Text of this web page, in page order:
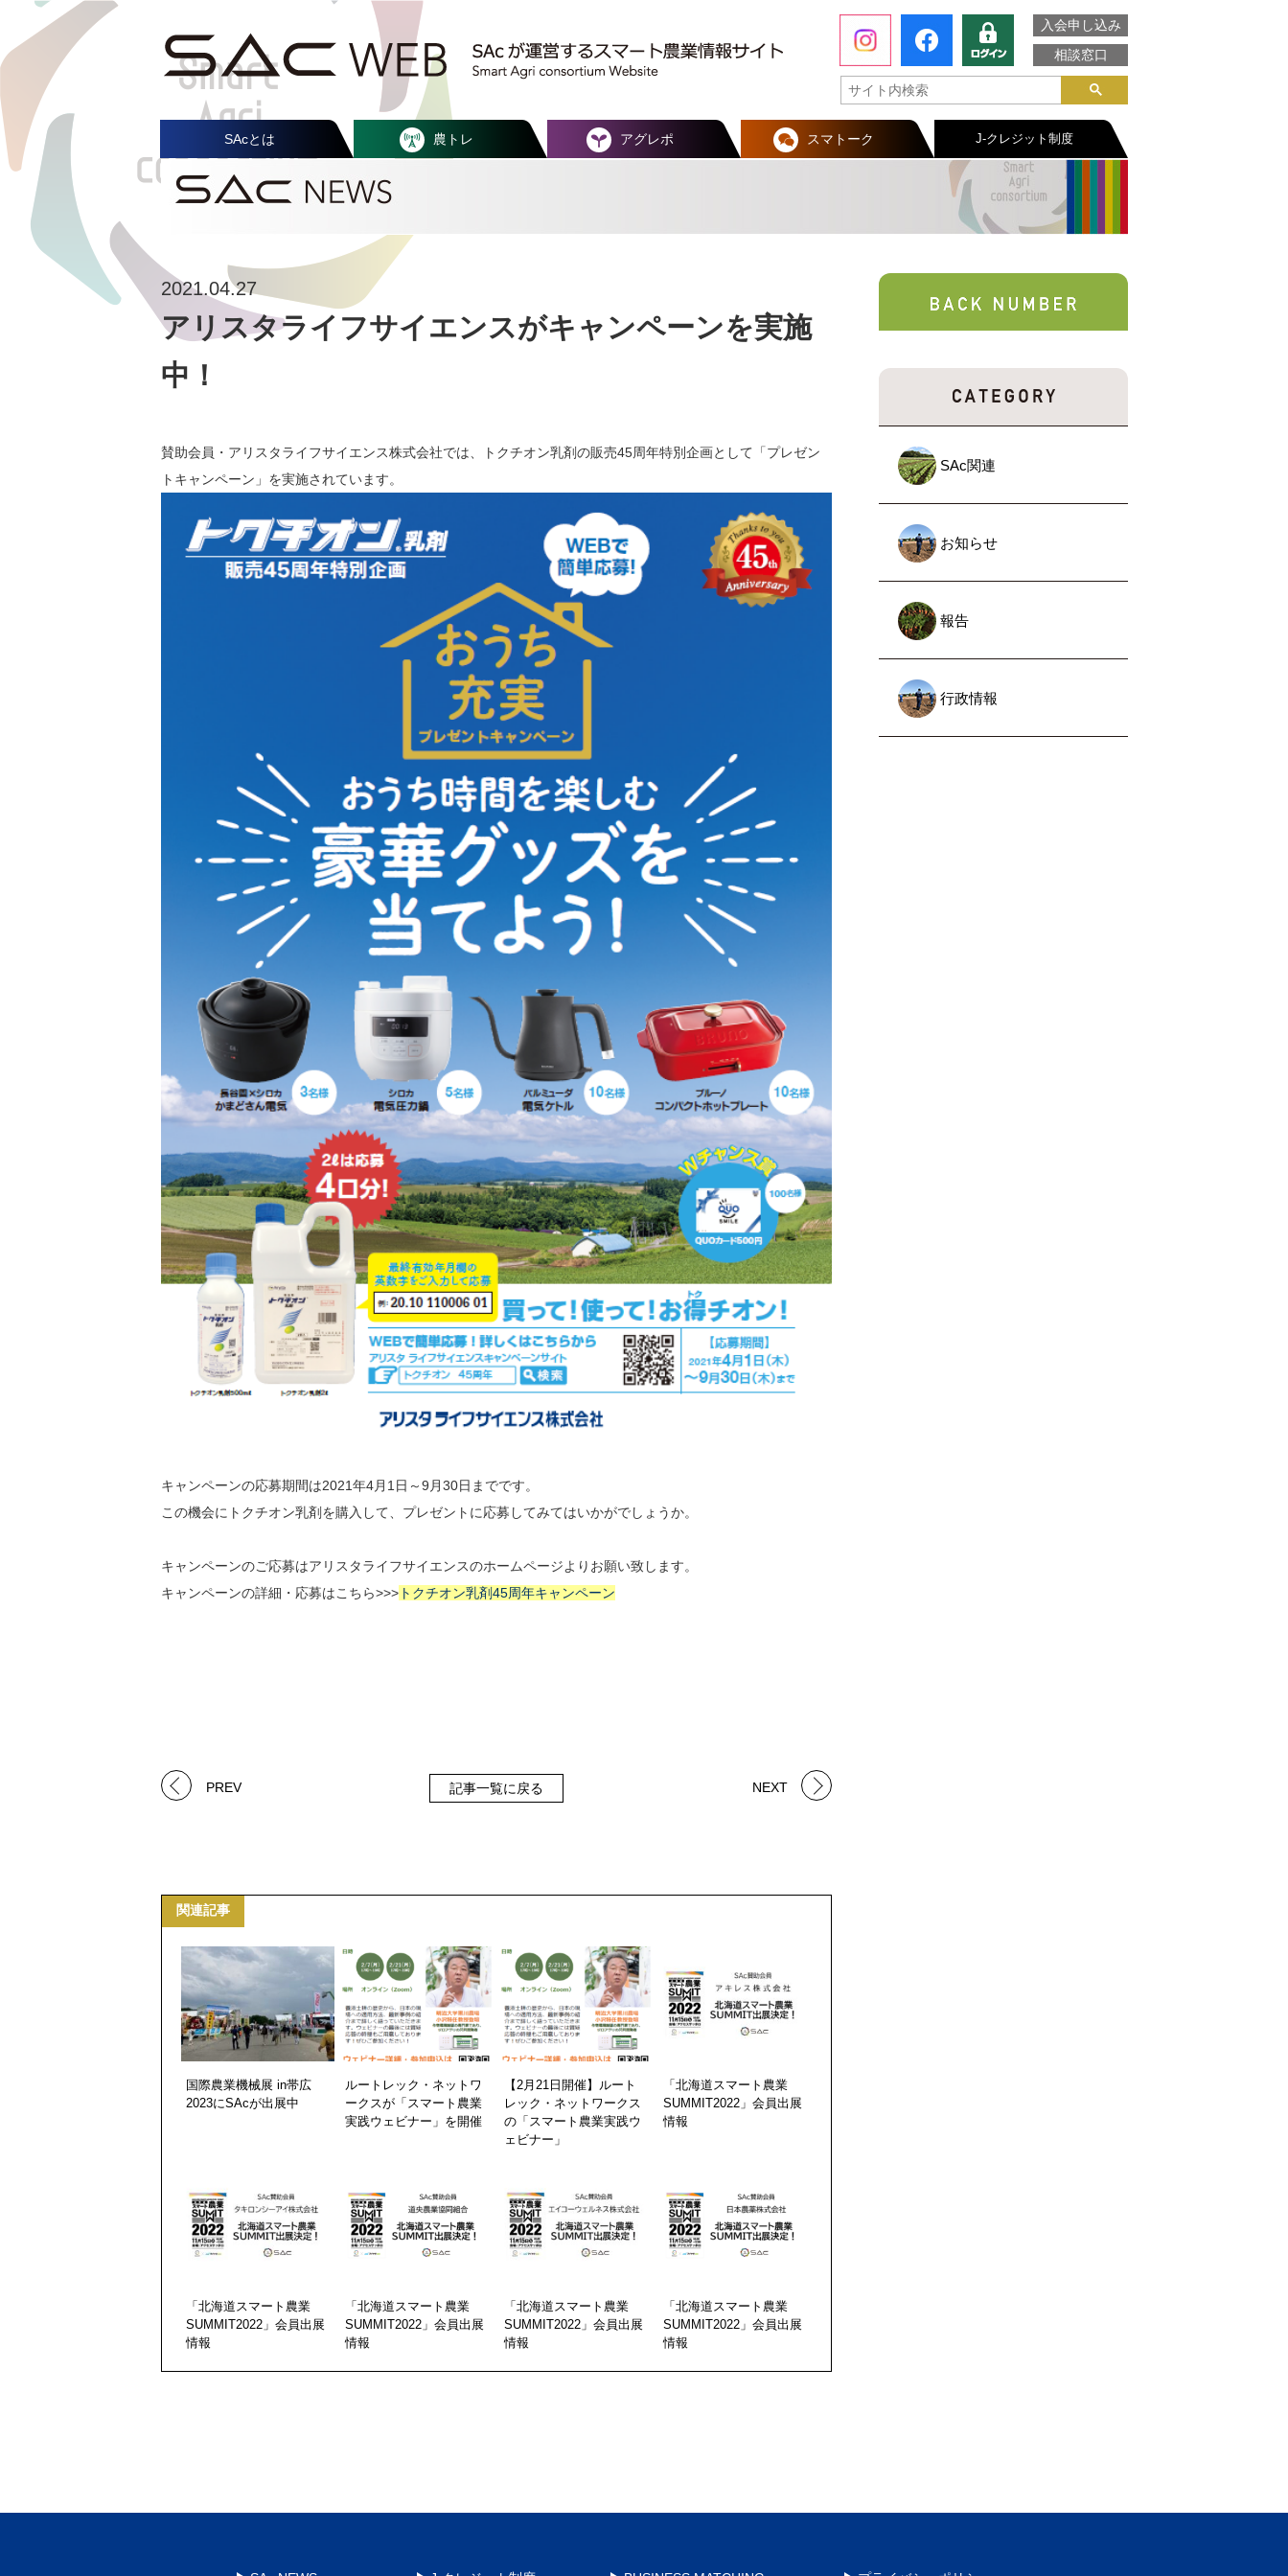
入会申し込み
相談窓口
SAcとは 農トレ アグレポ スマトーク J-クレジット制度
SAc関連
お知らせ
報告
行政情報
2021.04.27
アリスタライフサイエンスがキャンペーンを実施
中！
賛助会員・アリスタライフサイエンス株式会社では、トクチオン乳剤の販売45周年特別企画として「プレゼン
トキャンペーン」を実施されています。
キャンペーンの応募期間は2021年4月1日～9月30日までです。
この機会にトクチオン乳剤を購入して、プレゼントに応募してみてはいかがでしょうか。
キャンペーンのご応募はアリスタライフサイエンスのホームページよりお願い致します。
キャンペーンの詳細・応募はこちら>>> トクチオン乳剤45周年キャンペーン
PREV 記事一覧に戻る NEXT
関連記事
国際農業機械展 in帯広
2023にSAcが出展中
ルートレック・ネットワ
ークスが「スマート農業
実践ウェビナー」を開催
【2月21日開催】ルート
レック・ネットワークス
の「スマート農業実践ウ
ェビナー」
「北海道スマート農業
SUMMIT2022」会員出展
情報
「北海道スマート農業
SUMMIT2022」会員出展
情報
「北海道スマート農業
SUMMIT2022」会員出展
情報
「北海道スマート農業
SUMMIT2022」会員出展
情報
「北海道スマート農業
SUMMIT2022」会員出展
情報